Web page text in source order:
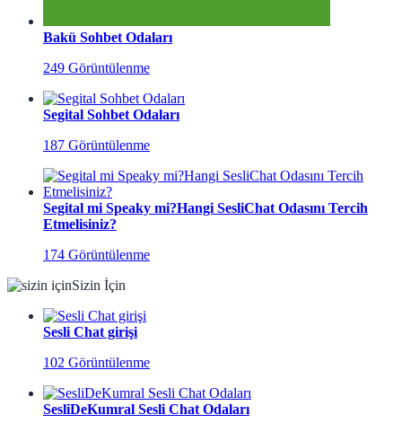
Bakü Sohbet Odaları
249 Görüntülenme
Segital Sohbet Odaları
187 Görüntülenme
Segital mi Speaky mi?Hangi SesliChat Odasını Tercih
Etmelisiniz?
174 Görüntülenme
Sizin İçin
Sesli Chat girişi
102 Görüntülenme
SesliDeKumral Sesli Chat Odaları